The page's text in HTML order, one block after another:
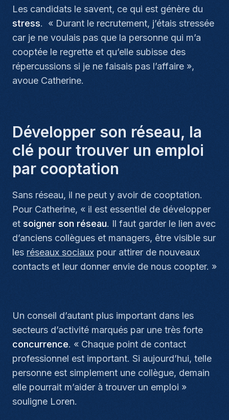
Les candidats le savent, ce qui est génère du
stress. « Durant le recrutement, j’étais stressée
car je ne voulais pas que la personne qui m’a
cooptée le regrette et qu’elle subisse des
répercussions si je ne faisais pas l’affaire »,
avoue Catherine.
Développer son réseau, la
clé pour trouver un emploi
par cooptation
Sans réseau, il ne peut y avoir de cooptation.
Pour Catherine, « il est essentiel de développer
et soigner son réseau. Il faut garder le lien avec
d’anciens collègues et managers, être visible sur
les réseaux sociaux pour attirer de nouveaux
contacts et leur donner envie de nous coopter. »
Un conseil d’autant plus important dans les
secteurs d’activité marqués par une très forte
concurrence. « Chaque point de contact
professionnel est important. Si aujourd’hui, telle
personne est simplement une collègue, demain
elle pourrait m’aider à trouver un emploi »
souligne Loren.